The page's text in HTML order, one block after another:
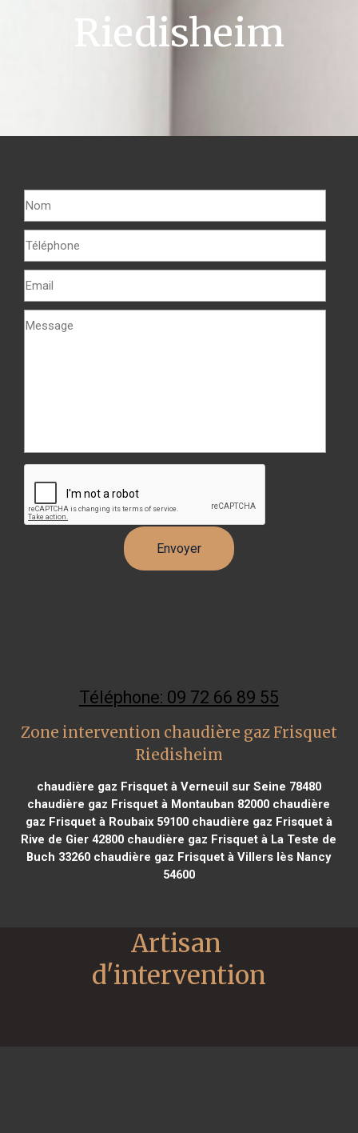
Riedisheim
Téléphone: 09 72 66 89 55
Zone intervention chaudière gaz Frisquet
Riedisheim
chaudière gaz Frisquet à Verneuil sur Seine 78480
chaudière gaz Frisquet à Montauban 82000 chaudière
gaz Frisquet à Roubaix 59100chaudière gaz Frisquet à
Rive de Gier 42800 chaudière gaz Frisquet à La Teste de
Buch 33260 chaudière gaz Frisquet à Villers lès Nancy
54600
Artisan
d'intervention